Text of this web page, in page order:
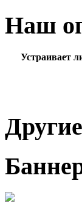
Наш
Устраивает